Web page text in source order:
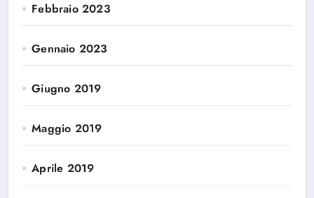
Febbraio 2023
Gennaio 2023
Giugno 2019
Maggio 2019
Aprile 2019